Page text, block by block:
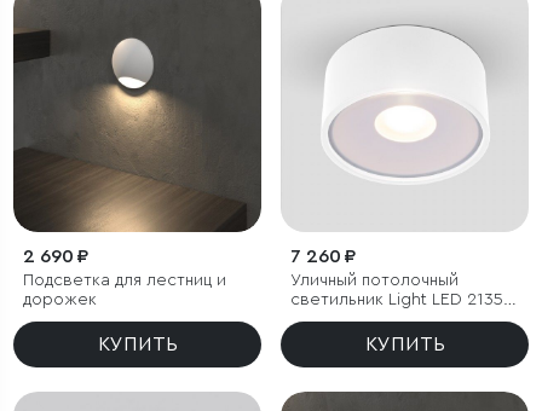
2 690 ₽
Подсветка для лестниц и
дорожек
КУПИТЬ
7 260 ₽
Уличный потолочный
светильник Light LED 2135
IP65
КУПИТЬ